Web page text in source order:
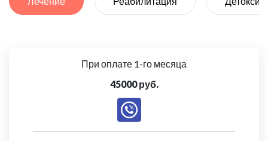
При оплате 1-го месяца
45000 руб.